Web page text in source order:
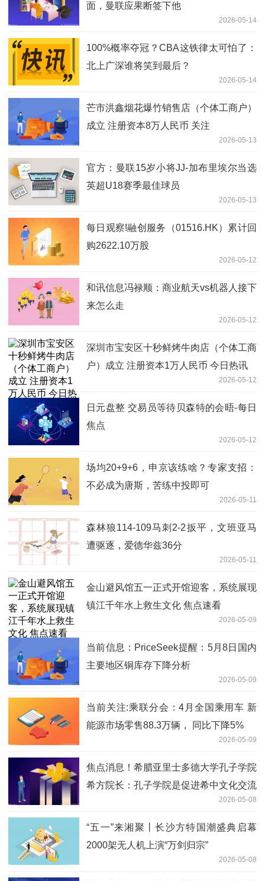
面，曼联应果断签下他
2026-05-14
100%概率夺冠？CBA这铁律太可怕了：
北上广深谁将笑到最后？
2026-05-14
芒市洪鑫烟花爆竹销售店（个体工商户）
成立 注册资本8万人民币 关注
2026-05-13
官方：曼联15岁小将JJ-加布里埃尔当选
英超U18赛季最佳球员
2026-05-13
每日观察!融创服务（01516.HK）累计回
购2622.10万股
2026-05-12
和讯信息冯禄顺：商业航天vs机器人接下
来怎么走
2026-05-12
深圳市宝安区十秒鲜烤牛肉店（个体工商
户）成立 注册资本1万人民币 今日热讯
2026-05-12
日元盘整 交易员等待贝森特的会晤-每日
焦点
2026-05-12
场均20+9+6，申京该练啥？专家支招：
不必成为唐斯，苦练中投即可
2026-05-11
森林狼114-109马刺2-2扳平，文班亚马
遭驱逐，爱德华兹36分
2026-05-11
金山避风馆五一正式开馆迎客，系统展现
镇江千年水上救生文化 焦点速看
2026-05-09
当前信息：PriceSeek提醒：5月8日国内
主要地区铜库存下降分析
2026-05-09
当前关注:乘联分会：4月全国乘用车 新
能源市场零售88.3万辆， 同比下降5%
2026-05-09
焦点消息！希腊亚里士多德大学孔子学院
希方院长：孔子学院是促进希中文化交流
2026-05-08
“五一”来湘聚丨长沙方特国潮盛典启幕
2000架无人机上演“万剑归宗”
2026-05-08